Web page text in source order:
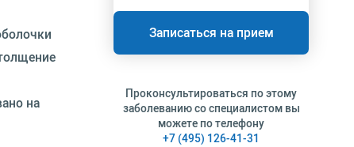
на
Записаться на прием
Проконсультироваться по этому
заболеванию со специалистом вы
можете по телефону
+7 (495) 126-41-31